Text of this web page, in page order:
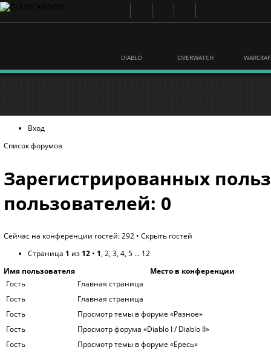
DIABLO OVERWATCH
Вход
Список форумов
Зарегистрированных
пользователей: 0
Сейчас на конференции гостей: 292 • Скрыть гостей
Страница 1 из 12 • 1, 2, 3, 4, 5 ... 12
Имя пользователя
Место в конференции
Гость
Главная страница
Гость
Главная страница
Гость
Просмотр темы в форуме «Разное»
Гость
Просмотр форума «Diablo I / Diablo II»
Гость
Просмотр темы в форуме «Ересь»